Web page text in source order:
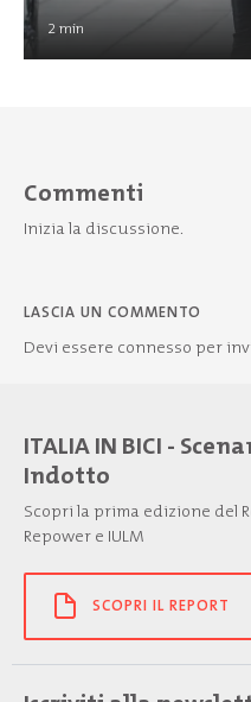
2min
Commenti
Inizia la discussione.
LASCIA UN COMMENTO
Devi essere connesso per
ITALIA IN BICI -
Indotto
Scopri la prima edizione del
Repower e IULM
SCOPRI IL REPORT